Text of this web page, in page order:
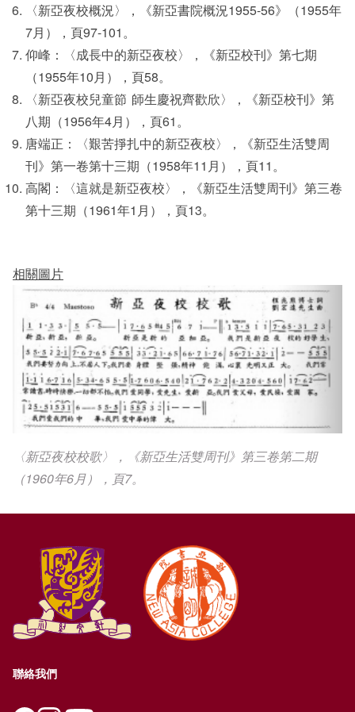
〈新亞夜校概況〉，《新亞書院概況1955-56》（1955年
7月），頁97-101。
仰峰：〈成長中的新亞夜校〉，《新亞校刊》第七期
（1955年10月），頁58。
〈新亞夜校兒童節 師生慶祝齊歡欣〉，《新亞校刊》第
八期（1956年4月），頁61。
唐端正：〈艱苦掙扎中的新亞夜校〉，《新亞生活雙周
刊》第一卷第十三期（1958年11月），頁11。
高閣：〈這就是新亞夜校〉，《新亞生活雙周刊》第三卷
第十三期（1961年1月），頁13。
相關圖片
〈新亞夜校校歌〉，《新亞生活雙周刊》第三卷第二期
（1960年6月），頁7。
聯絡我們